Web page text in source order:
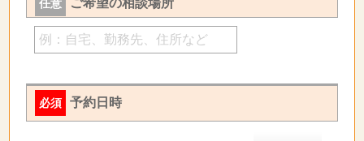
任意 ご希望の相談場所
必須 予約日時